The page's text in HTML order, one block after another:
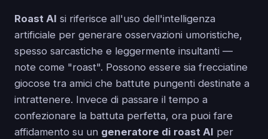
Roast AI si riferisce all'uso dell'intelligenza
artificiale per generare osservazioni umoristiche,
spesso sarcastiche e leggermente insultanti —
note come "roast". Possono essere sia frecciatine
giocose tra amici che battute pungenti destinate a
intrattenere. Invece di passare il tempo a
confezionare la battuta perfetta, ora puoi fare
affidamento su un generatore di roast AI per